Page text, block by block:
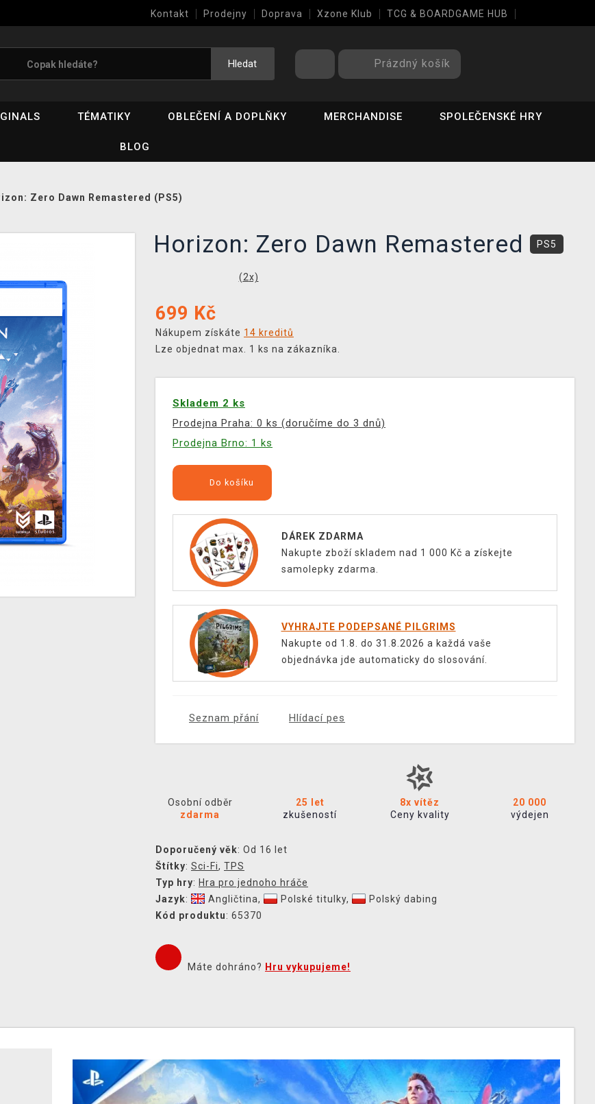
Kontakt Prodejny Doprava Xzone Klub TCG & BOARDGAME HUB
Hledat Prázdný košík
TÉMATIKY OBLEČENÍ A DOPLŇKY MERCHANDISE SPOLEČENSKÉ HRY
BLOG
Zero Dawn Remastered (PS5)
Horizon: Zero Dawn Remastered PS5
(2x)
699 Kč
Nákupem získáte 14 kreditů
Lze objednat max. 1 ks na zákazníka.
Skladem 2 ks
Prodejna Praha: 0 ks (doručíme do 3 dnů)
Prodejna Brno: 1 ks
Do košíku
DÁREK ZDARMA
Nakupte zboží skladem nad 1 000 Kč a získejte
samolepky zdarma.
VYHRAJTE PODEPSANÉ PILGRIMS
Nakupte od 1.8. do 31.8.2026 a každá vaše
objednávka jde automaticky do slosování.
Seznam přání Hlídací pes
Osobní odběr
zdarma
25 let
zkušeností
8x vítěz
Ceny kvality
20 000
výdejen
Doporučený věk: Od 16 let
Štítky: Sci-Fi, TPS
Typ hry: Hra pro jednoho hráče
Jazyk: Angličtina, Polské titulky,
Polský dabing
Kód produktu: 65370
Máte dohráno? Hru vykupujeme!